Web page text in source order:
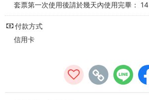
台
南
套票第一次使用後請於幾天內使用完畢： 14
付款方式
信用卡